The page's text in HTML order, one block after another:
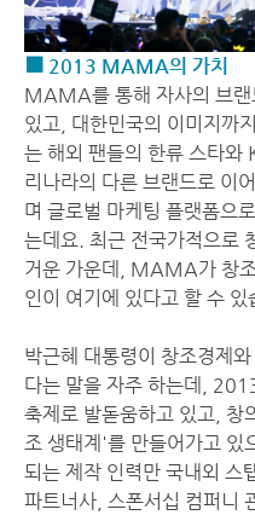
■ 2013 MAMA의 가치
MAMA를 통해 자사의 브랜
있고, 대한민국의 이미지까
는 해외 팬들의 한류 스타와
리나라의 다른 브랜드로 이
며 글로벌 마케팅 플랫폼으
는데요. 최근 전국가적으로
거운 가운데, MAMA가 창
인이 여기에 있다고 할 수 있
박근혜 대통령이 창조경제
다는 말을 자주 하는데,
축제로 발돋움하고 있고, 창
조 생태계'를 만들어가고
되는 제작 인력만 국내외 스
파트너사, 스폰서십 컴퍼니